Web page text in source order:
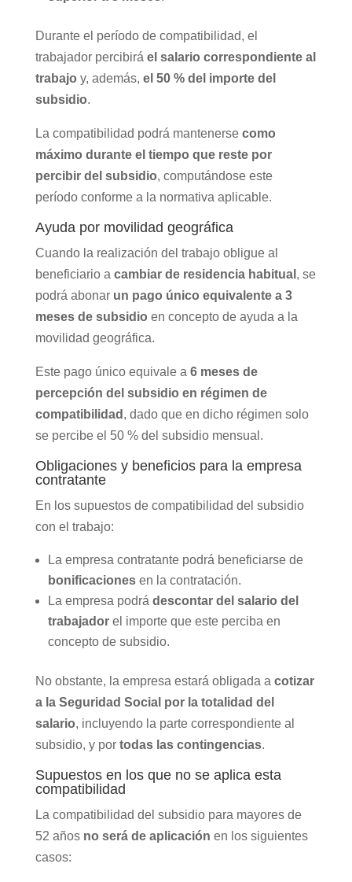
Durante el período de compatibilidad, el
trabajador percibirá el salario correspondiente al
trabajo y, además, el 50 % del importe del
subsidio.
La compatibilidad podrá mantenerse como
máximo durante el tiempo que reste por
percibir del subsidio, computándose este
período conforme a la normativa aplicable.
Ayuda por movilidad geográfica
Cuando la realización del trabajo obligue al
beneficiario a cambiar de residencia habitual , se
podrá abonar un pago único equivalente a 3
meses de subsidio en concepto de ayuda a la
movilidad geográfica.
Este pago único equivale a 6 meses de
percepción del subsidio en régimen de
compatibilidad , dado que en dicho régimen solo
se percibe el 50 % del subsidio mensual.
Obligaciones y beneficios para la empresa
contratante
En los supuestos de compatibilidad del subsidio
con el trabajo:
La empresa contratante podrá beneficiarse de
bonificacionesen la contratación.
La empresa podrá descontar del salario del
trabajadorel importe que este perciba en
concepto de subsidio.
No obstante, la empresa estará obligada a cotizar
a la Seguridad Social por la totalidad del
salario, incluyendo la parte correspondiente al
subsidio, y por todas las contingencias.
Supuestos en los que no se aplica esta
compatibilidad
La compatibilidad del subsidio para mayores de
52 años no será de aplicación en los siguientes
casos: